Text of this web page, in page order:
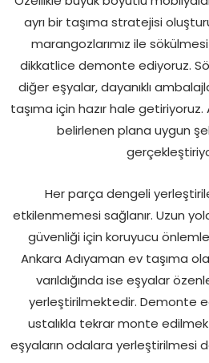
ayrı bir taşıma stratejisi
marangozlarımız ile
dikkatlice demonte ediyoruz.
diğer eşyalar, dayanıklı
taşıma için hazır hale
belirlenen plana uygun
Her parça dengeli
etkilenmemesi sağlanır. Uzun
güvenliği için koruyucu
Ankara Adıyaman ev taşıma
varıldığında ise eşyalar
yerleştirilmektedir. Demonte
ustalıkla tekrar monte
eşyaların odalara yerleştirilmesi